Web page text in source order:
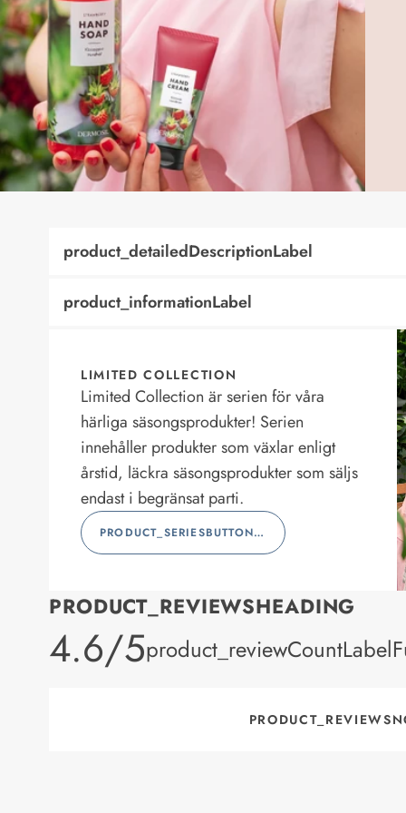
product_detailedDescriptionLabel
product_informationLabel
LIMITED COLLECTION
Limited Collection är serien för våra
härliga säsongsprodukter! Serien
innehåller produkter som växlar enligt
årstid, läckra säsongsprodukter som säljs
endast i begränsat parti.
PRODUCT_SERIESBUTTONLABEL
PRODUCT_REVIEWSHEADING
product_rating
4.6/5